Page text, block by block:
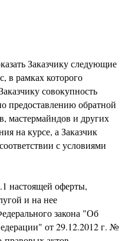
Заказчику следующие
в рамках которого
совокупность
предоставлению обратной
мастермайндов и других
на курсе, а Заказчик
с условиями
настоящей оферты,
и на нее
закона "Об
от 29.12.2012 г. №